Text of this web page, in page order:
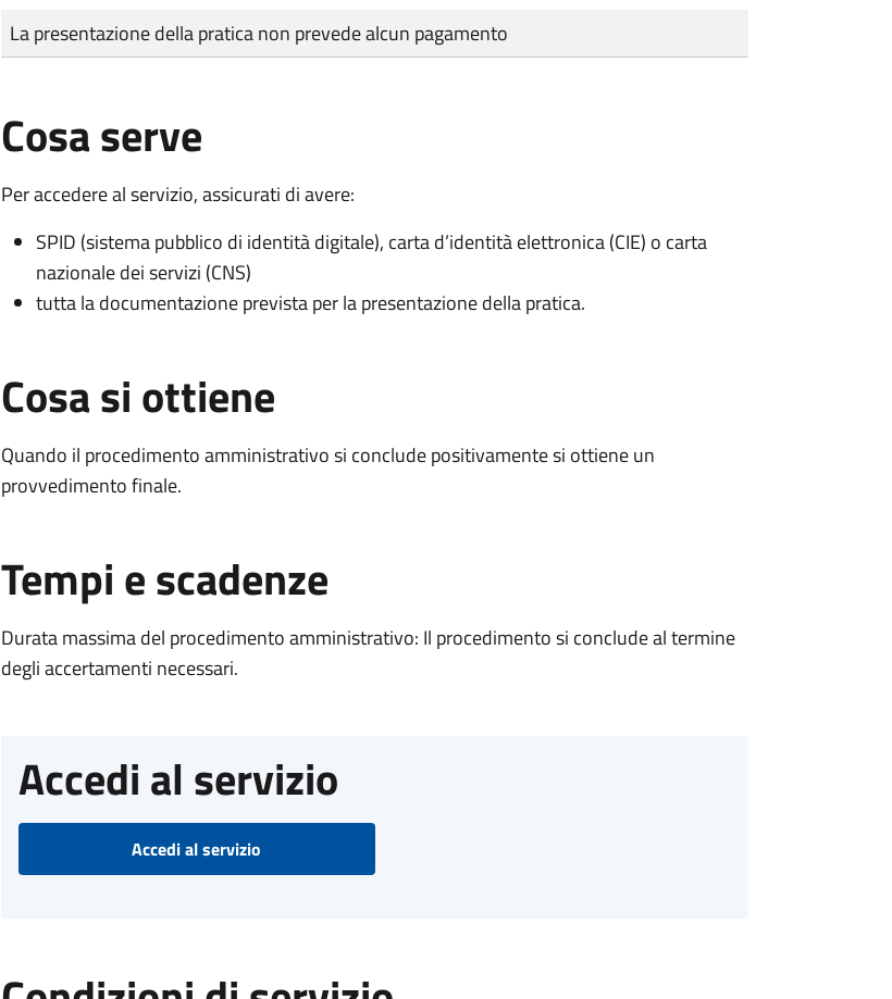
Tipo di pagamento
Importo
La presentazione della pratica non prevede alcun pagamento
Cosa serve
Per accedere al servizio, assicurati di avere:
SPID (sistema pubblico di identità digitale), carta d’identità elettronica (CIE) o carta
nazionale dei servizi (CNS)
tutta la documentazione prevista per la presentazione della pratica.
Cosa si ottiene
Quando il procedimento amministrativo si conclude positivamente si ottiene un
provvedimento finale.
Tempi e scadenze
Durata massima del procedimento amministrativo: Il procedimento si conclude al termine
degli accertamenti necessari.
Accedi al servizio
Accedi al servizio